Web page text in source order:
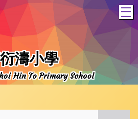
濤小學
Hin To Primary School